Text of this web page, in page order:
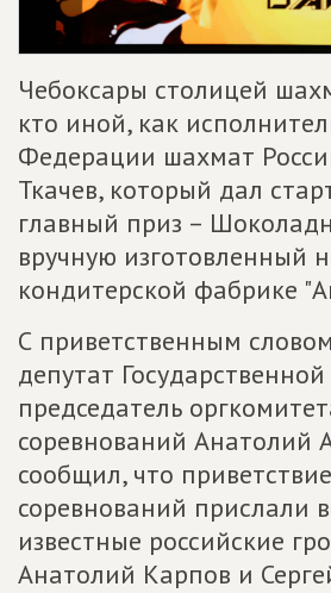
Чебоксары столицей
кто иной, как
Федерации шахмат
Ткачев, который дал
главный приз –
вручную изготовленный
кондитерской фабрике
С приветственным
депутат
председатель
соревнований Анатолий
сообщил, что
соревнований прислали
известные российские
Анатолий Карпов и